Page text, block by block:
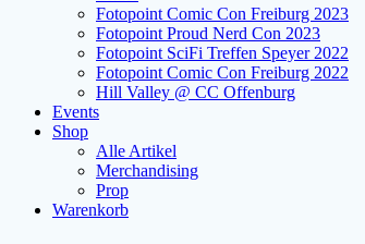
Fotopoint Comic Con Freiburg 2023
Fotopoint Proud Nerd Con 2023
Fotopoint SciFi Treffen Speyer 2022
Fotopoint Comic Con Freiburg 2022
Hill Valley @ CC Offenburg
Events
Shop
Alle Artikel
Merchandising
Prop
Warenkorb